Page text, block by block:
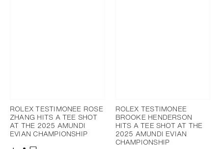
ROLEX TESTIMONEE ROSE
ZHANG HITS A TEE SHOT
AT THE 2025 AMUNDI
EVIAN CHAMPIONSHIP
ROLEX TESTIMONEE
BROOKE HENDERSON
HITS A TEE SHOT AT THE
2025 AMUNDI EVIAN
CHAMPIONSHIP